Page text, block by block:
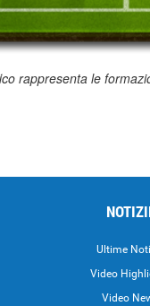
rappresenta le
Ultime
Video
Video